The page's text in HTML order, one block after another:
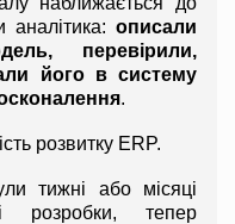
аналітика: описали
перевірили,
його в систему
.
розвитку ERP.
тижні або місяці
розробки, тепер